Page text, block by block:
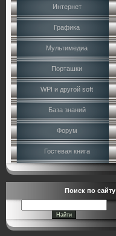
Интернет
Графика
Мультимедиа
Порташки
WPI и другой soft
База знаний
Форум
Гостевая книга
Поиск по сайту